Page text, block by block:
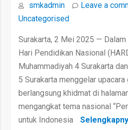
smkadmin Leave a
Uncategorised
Surakarta, 2 Mei 2025 —
Hari Pendidikan Nasional
Muhammadiyah 4 Surakarta
5 Surakarta menggelar upacara
berlangsung khidmat di
mengangkat tema nasional
untuk Indonesia